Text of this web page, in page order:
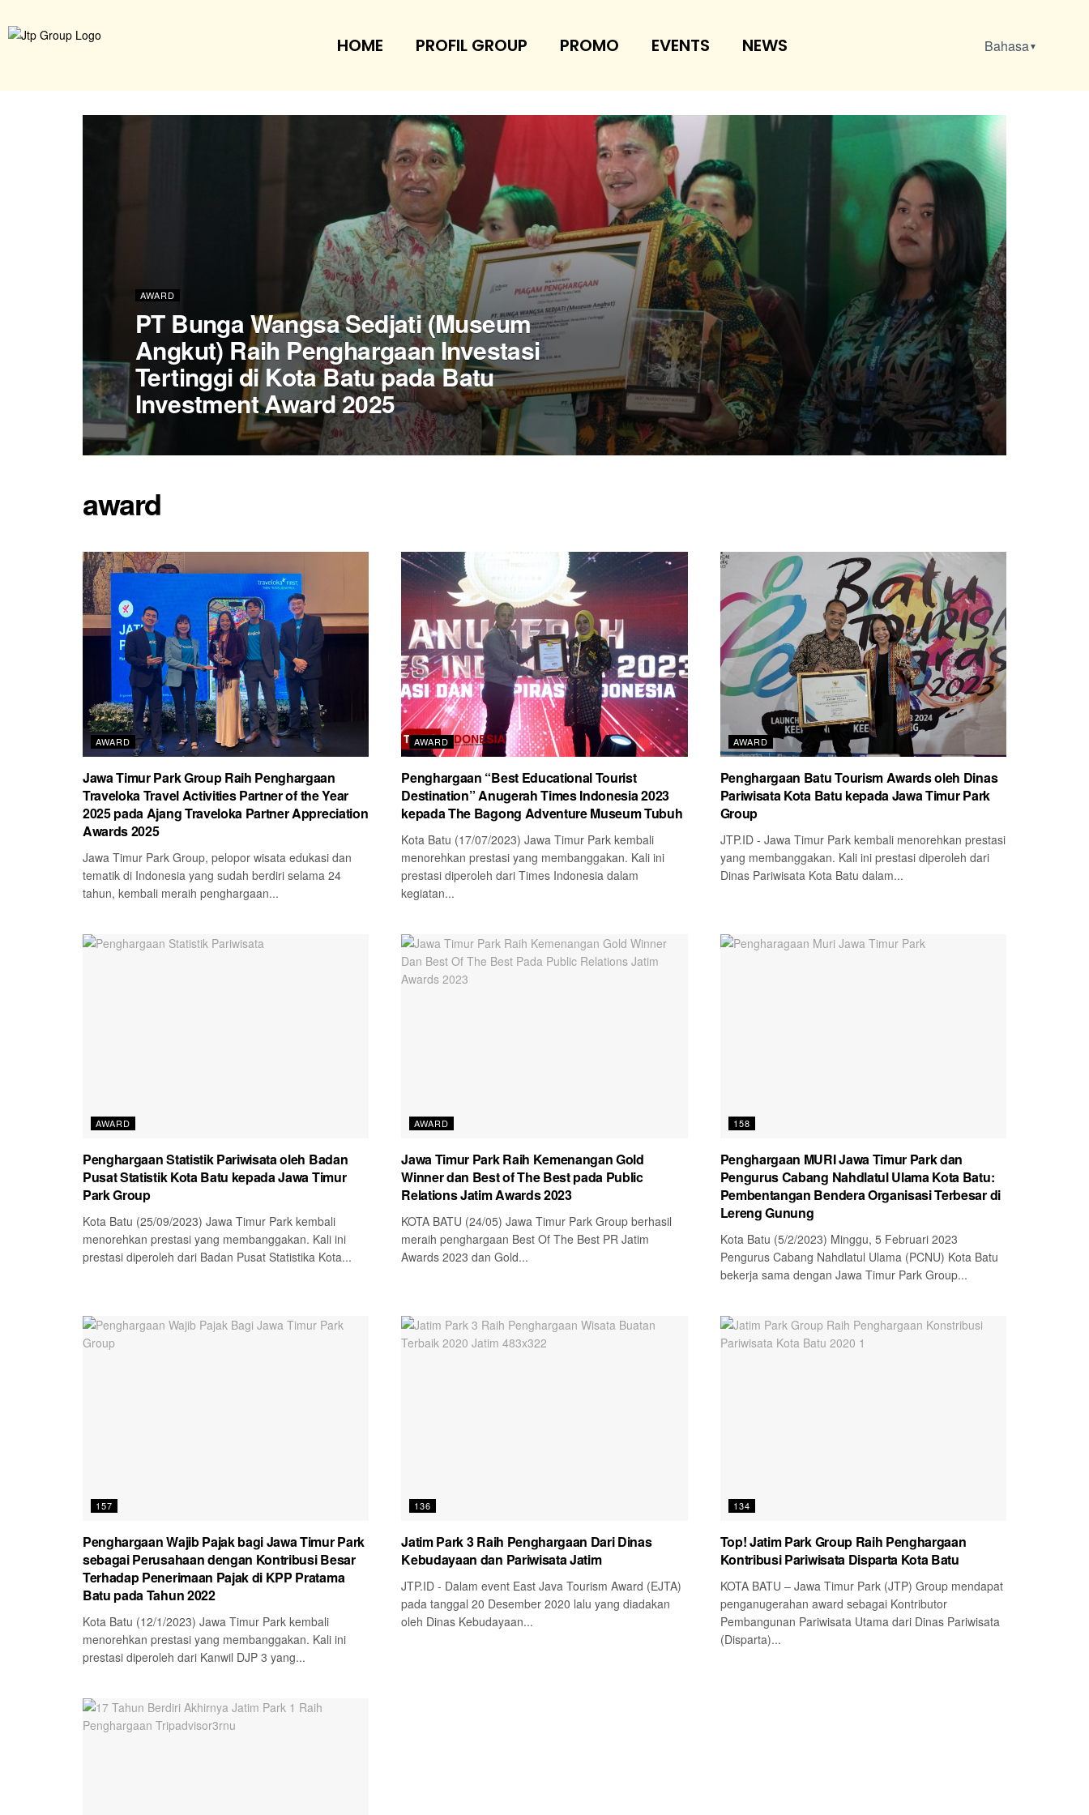
HOME PROFIL GROUP PROMO EVENTS NEWS Bahasa▼
AWARD
PT Bunga Wangsa Sedjati (Museum
Angkut) Raih Penghargaan Investasi
Tertinggi di Kota Batu pada Batu
Investment Award 2025
award
AWARD
Jawa Timur Park Group Raih Penghargaan
Traveloka Travel Activities Partner of the Year
2025 pada Ajang Traveloka Partner Appreciation
Awards 2025
Jawa Timur Park Group, pelopor wisata edukasi dan
tematik di Indonesia yang sudah berdiri selama 24
tahun, kembali meraih penghargaan...
AWARD
Penghargaan “Best Educational Tourist
Destination” Anugerah Times Indonesia 2023
kepada The Bagong Adventure Museum Tubuh
Kota Batu (17/07/2023) Jawa Timur Park kembali
menorehkan prestasi yang membanggakan. Kali ini
prestasi diperoleh dari Times Indonesia dalam
kegiatan...
AWARD
Penghargaan Batu Tourism Awards oleh Dinas
Pariwisata Kota Batu kepada Jawa Timur Park
Group
JTP.ID - Jawa Timur Park kembali menorehkan prestasi
yang membanggakan. Kali ini prestasi diperoleh dari
Dinas Pariwisata Kota Batu dalam...
AWARD
Penghargaan Statistik Pariwisata oleh Badan
Pusat Statistik Kota Batu kepada Jawa Timur
Park Group
Kota Batu (25/09/2023) Jawa Timur Park kembali
menorehkan prestasi yang membanggakan. Kali ini
prestasi diperoleh dari Badan Pusat Statistika Kota...
AWARD
Jawa Timur Park Raih Kemenangan Gold
Winner dan Best of The Best pada Public
Relations Jatim Awards 2023
KOTA BATU (24/05) Jawa Timur Park Group berhasil
meraih penghargaan Best Of The Best PR Jatim
Awards 2023 dan Gold...
158
Penghargaan MURI Jawa Timur Park dan
Pengurus Cabang Nahdlatul Ulama Kota Batu:
Pembentangan Bendera Organisasi Terbesar di
Lereng Gunung
Kota Batu (5/2/2023) Minggu, 5 Februari 2023
Pengurus Cabang Nahdlatul Ulama (PCNU) Kota Batu
bekerja sama dengan Jawa Timur Park Group...
157
Penghargaan Wajib Pajak bagi Jawa Timur Park
sebagai Perusahaan dengan Kontribusi Besar
Terhadap Penerimaan Pajak di KPP Pratama
Batu pada Tahun 2022
Kota Batu (12/1/2023) Jawa Timur Park kembali
menorehkan prestasi yang membanggakan. Kali ini
prestasi diperoleh dari Kanwil DJP 3 yang...
136
Jatim Park 3 Raih Penghargaan Dari Dinas
Kebudayaan dan Pariwisata Jatim
JTP.ID - Dalam event East Java Tourism Award (EJTA)
pada tanggal 20 Desember 2020 lalu yang diadakan
oleh Dinas Kebudayaan...
134
Top! Jatim Park Group Raih Penghargaan
Kontribusi Pariwisata Disparta Kota Batu
KOTA BATU – Jawa Timur Park (JTP) Group mendapat
penganugerahan award sebagai Kontributor
Pembangunan Pariwisata Utama dari Dinas Pariwisata
(Disparta)...